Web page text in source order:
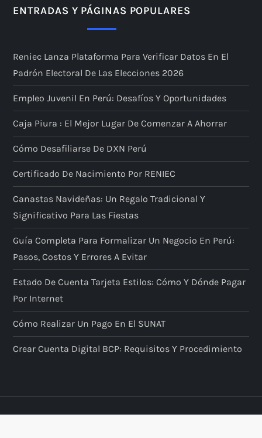
ENTRADAS Y PÁGINAS POPULARES
Reniec Lanza Plataforma Para Verificar Datos En El
Padrón Electoral De Las Elecciones 2026
Empleo Juvenil En Perú: Desafíos Y Oportunidades
Caja Piura : El Mejor Lugar De Comenzar A Ahorrar
Cómo Desafiliarse De DXN Perú
Certificado De Nacimiento Por RENIEC
Canastas Navideñas: Un Regalo Tradicional Y
Significativo Para Las Fiestas
Guía Completa Para Formalizar Un Negocio En Perú:
Pasos, Costos Y Errores A Evitar
Estado De Cuenta Tarjeta Estilos: Cómo Y Dónde Pagar
Por Internet
Cómo Realizar Un Pago En El SUNAT
Crear Cuenta Digital BCP: Requisitos Y Procedimiento